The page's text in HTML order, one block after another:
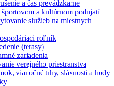
a čas prevádzkarne
športovom a kultúrnom podujatí
služieb na miestnych
roľník
(terasy)
zariadenia
verejného priestranstva
vianočné trhy, slávnosti a hody